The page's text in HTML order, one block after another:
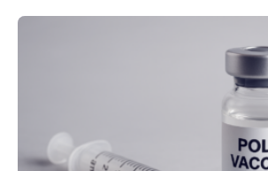
Dringend benötigt werden
nur Tumorschwachstellen angreifen
Gewebe verschonen. Forschende um
Hertie-Institut für klinische
Universitätsklinikum Tübingen haben
Schwachstelle im Erbgut einer